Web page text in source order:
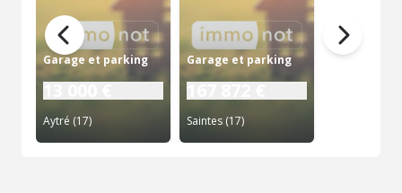
Garage et parking
13 000 €
Aytré (17)
Garage et parking
167 872 €
Saintes (17)